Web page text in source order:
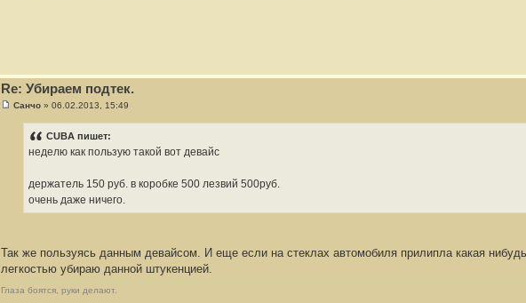
Re: Убираем подтек.
Санчо » 06.02.2013, 15:49
CUBA пишет:
неделю как пользую такой вот девайс
держатель 150 руб. в коробке 500 лезвий 500руб.
очень даже ничего.
Так же пользуясь данным девайсом. И еще если на стеклах автомобиля прилипла какая
легкостью убираю данной штукенцией.
Глаза боятся, руки делают.